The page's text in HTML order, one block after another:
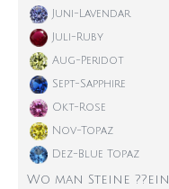
Juni-Lavendar
Juli-Ruby
Aug-Peridot
Sept-Sapphire
Okt-Rose
Nov-Topaz
Dez-Blue Topaz
Wo man Steine